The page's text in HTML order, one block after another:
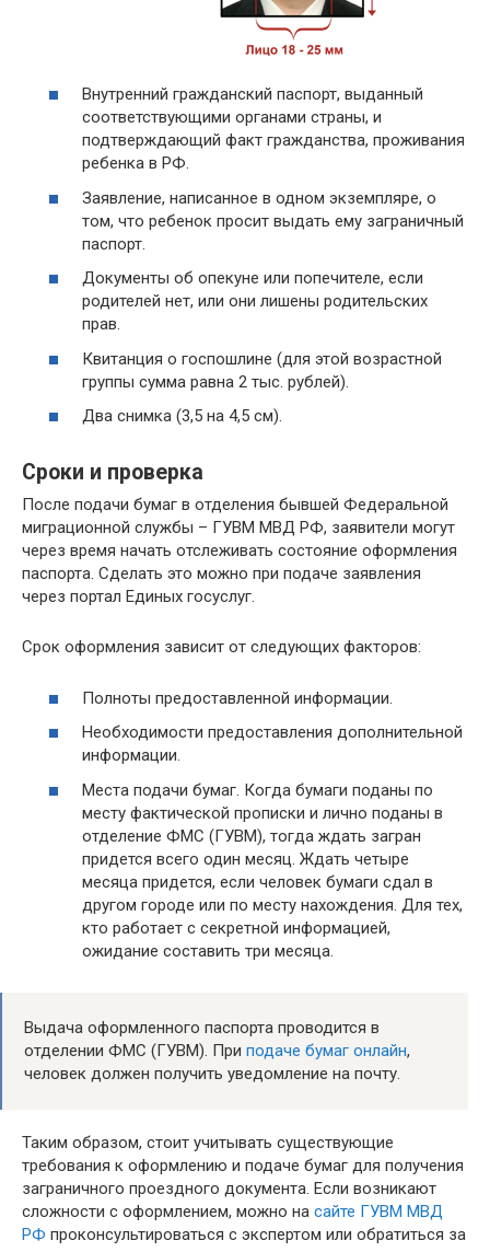
Внутренний гражданский паспорт, выданный
соответствующими органами страны, и
подтверждающий факт гражданства, проживания
ребенка в РФ.
Заявление, написанное в одном экземпляре, о
том, что ребенок просит выдать ему заграничный
паспорт.
Документы об опекуне или попечителе, если
родителей нет, или они лишены родительских
прав.
Квитанция о госпошлине (для этой возрастной
группы сумма равна 2 тыс. рублей).
Два снимка (3,5 на 4,5 см).
Сроки и проверка
После подачи бумаг в отделения бывшей Федеральной
миграционной службы – ГУВМ МВД РФ, заявители могут
через время начать отслеживать состояние оформления
паспорта. Сделать это можно при подаче заявления
через портал Единых госуслуг.
Срок оформления зависит от следующих факторов:
Полноты предоставленной информации.
Необходимости предоставления дополнительной
информации.
Места подачи бумаг. Когда бумаги поданы по
месту фактической прописки и лично поданы в
отделение ФМС (ГУВМ), тогда ждать загран
придется всего один месяц. Ждать четыре
месяца придется, если человек бумаги сдал в
другом городе или по месту нахождения. Для тех,
кто работает с секретной информацией,
ожидание составить три месяца.
Выдача оформленного паспорта проводится в
отделении ФМС (ГУВМ). При подаче бумаг онлайн,
человек должен получить уведомление на почту.
Таким образом, стоит учитывать существующие
требования к оформлению и подаче бумаг для получения
заграничного проездного документа. Если возникают
сложности с оформлением, можно на сайте ГУВМ МВД
РФ проконсультироваться с экспертом или обратиться за